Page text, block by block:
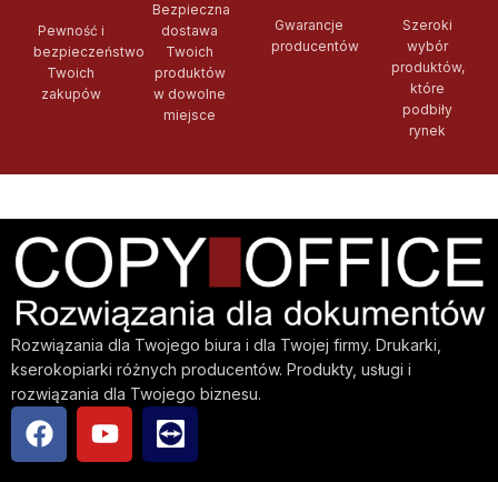
Pewność i
bezpieczeństwo
Twoich
zakupów
Bezpieczna
dostawa
Twoich
produktów
w dowolne
miejsce
Gwarancje
producentów
Szeroki
wybór
produktów,
które
podbiły
rynek
Rozwiązania dla Twojego biura i dla Twojej firmy. Drukarki,
kserokopiarki różnych producentów. Produkty, usługi i
rozwiązania dla Twojego biznesu.